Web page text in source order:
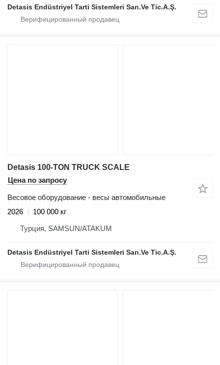
Detasis Endüstriyel Tarti Sistemleri San.Ve Tic.A.Ş.
Detasis 100-TON TRUCK SCALE
Цена по запросу
Весовое оборудование - весы автомобильные
2026
100 000 кг
Турция, SAMSUN/ATAKUM
Detasis Endüstriyel Tarti Sistemleri San.Ve Tic.A.Ş.